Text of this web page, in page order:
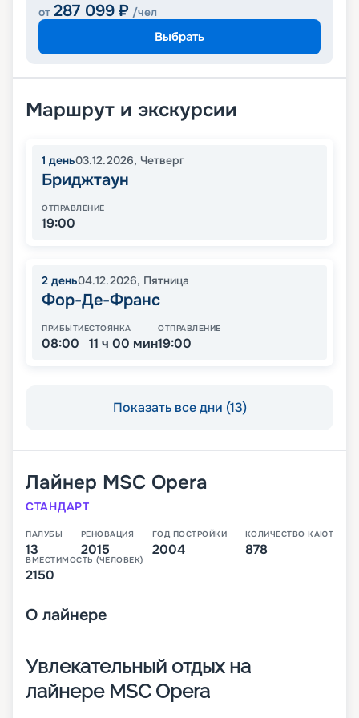
от 287 099 ₽ /чел
Выбрать
Маршрут и экскурсии
1 день03.12.2026, Четверг
Бриджтаун
ОТПРАВЛЕНИЕ
19:00
2 день04.12.2026, Пятница
Фор-Де-Франс
ПРИБЫТИЕ
08:00
СТОЯНКА
11 ч 00 мин
ОТПРАВЛЕНИЕ
19:00
Показать все дни (13)
Лайнер MSC Opera
СТАНДАРТ
ПАЛУБЫ
13
РЕНОВАЦИЯ
2015
ГОД ПОСТРОЙКИ
2004
КОЛИЧЕСТВО КАЮТ
878
ВМЕСТИМОСТЬ (ЧЕЛОВЕК)
2150
О лайнере
Увлекательный отдых на
лайнере MSC Opera